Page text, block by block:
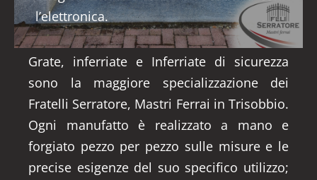
l’elettronica.
Grate, inferriate e Inferriate di sicurezza
sono la maggiore specializzazione dei
Fratelli Serratore, Mastri Ferrai in Trisobbio.
Ogni manufatto è realizzato a mano e
forgiato pezzo per pezzo sulle misure e le
precise esigenze del suo specifico utilizzo;